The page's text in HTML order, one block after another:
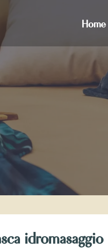
Home
idromasaggio